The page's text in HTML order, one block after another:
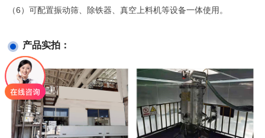
（6）可配置振动筛、除铁器、真空上料机等设备一体使用。
产品实拍：